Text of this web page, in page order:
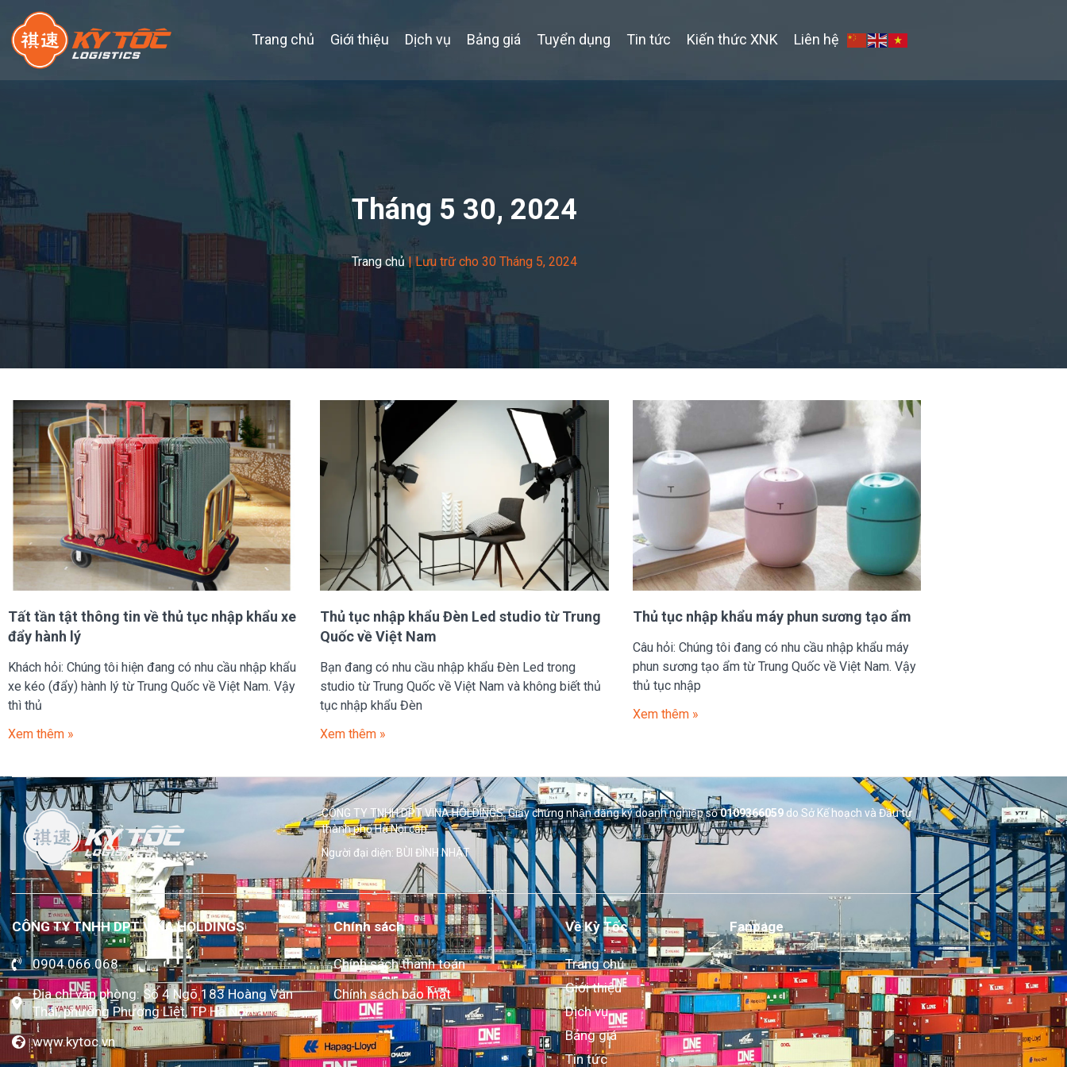
Trang chủ Giới thiệu Dịch vụ Bảng giá Tuyển dụng Tin tức Kiến thức XNK Liên hệ
Tháng 5 30, 2024
Trang chủ|Lưu trữ cho 30 Tháng 5, 2024
Tất tần tật thông tin về thủ tục nhập khẩu xe
đẩy hành lý
Khách hỏi: Chúng tôi hiện đang có nhu cầu nhập khẩu
xe kéo (đẩy) hành lý từ Trung Quốc về Việt Nam. Vậy
thì thủ
Xem thêm »
Thủ tục nhập khẩu Đèn Led studio từ Trung
Quốc về Việt Nam
Bạn đang có nhu cầu nhập khẩu Đèn Led trong
studio từ Trung Quốc về Việt Nam và không biết thủ
tục nhập khẩu Đèn
Xem thêm »
Thủ tục nhập khẩu máy phun sương tạo ẩm
Câu hỏi: Chúng tôi đang có nhu cầu nhập khẩu máy
phun sương tạo ẩm từ Trung Quốc về Việt Nam. Vậy
thủ tục nhập
Xem thêm »
CÔNG TY TNHH DPT VINA HOLDINGS. Giấy chứng nhận đăng ký doanh nghiệp số0109366059do Sở Kế hoạch và Đầu tư
thành phố Hà Nội cấp.
Người đại diện: BÙI ĐÌNH NHẬT
CÔNG TY TNHH DPT VINA HOLDINGS
0904.066.068
Địa chỉ văn phòng: Số 4 Ngõ 183 Hoàng Văn
Thái, phường Phương Liệt, TP Hà Nội
www.kytoc.vn
Chính sách
Chính sách thanh toán
Chính sách bảo mật
Về Kỳ Tốc
Trang chủ
Giới thiệu
Dịch vụ
Bảng giá
Tin tức
Fanpage